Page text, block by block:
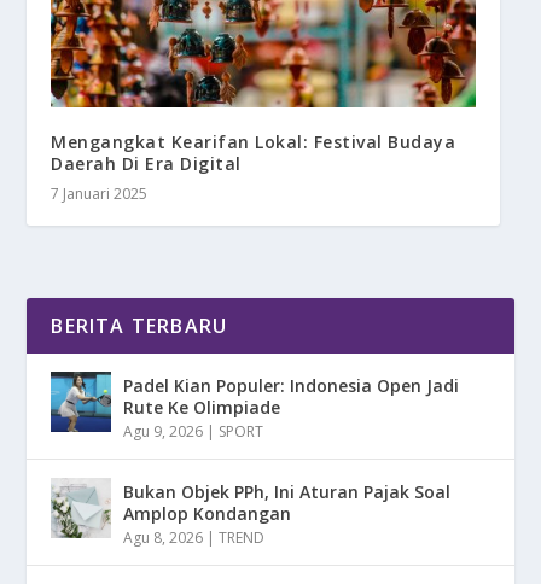
Mengangkat Kearifan Lokal: Festival Budaya
Daerah Di Era Digital
7 Januari 2025
BERITA TERBARU
Padel Kian Populer: Indonesia Open Jadi
Rute Ke Olimpiade
Agu 9, 2026 | SPORT
Bukan Objek PPh, Ini Aturan Pajak Soal
Amplop Kondangan
Agu 8, 2026 |TREND